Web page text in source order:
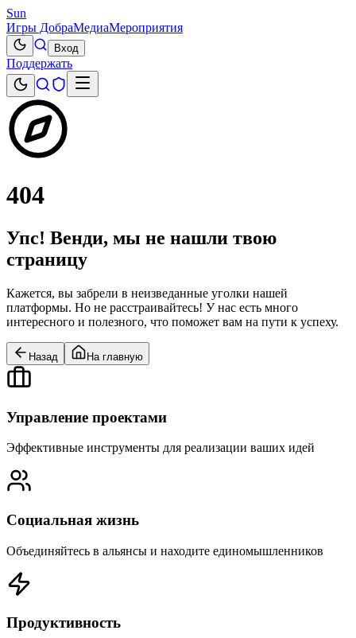
Sun
Игры ДобраМедиаМероприятия
Вход
Поддержать
404
Упс! Венди, мы не нашли твою
страницу
Кажется, вы забрели в неизведанные уголки нашей
платформы. Но не расстраивайтесь! У нас есть много
интересного и полезного, что поможет вам на пути к успеху.
Назад На главную
Управление проектами
Эффективные инструменты для реализации ваших идей
Социальная жизнь
Объединяйтесь в альянсы и находите единомышленников
Продуктивность